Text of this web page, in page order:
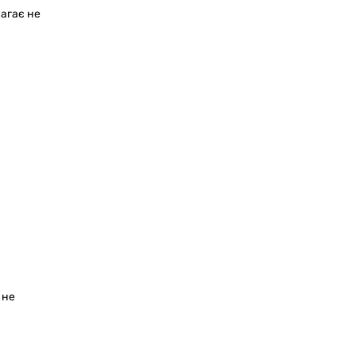
не
не